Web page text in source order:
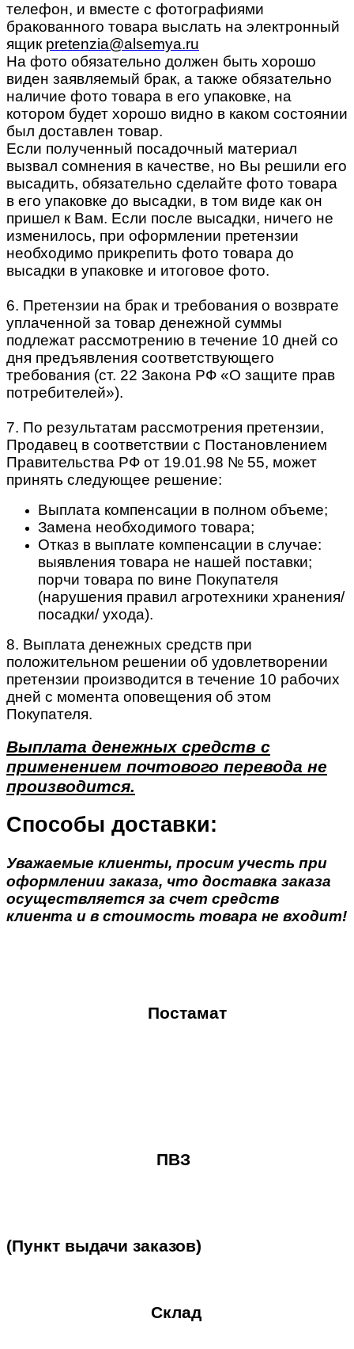
телефон, и вместе с фотографиями
бракованного товара выслать на электронный
ящик pretenzia@alsemya.ru
На фото обязательно должен быть хорошо
виден заявляемый брак, а также обязательно
наличие фото товара в его упаковке, на
котором будет хорошо видно в каком состоянии
был доставлен товар.
Если полученный посадочный материал
вызвал сомнения в качестве, но Вы решили его
высадить, обязательно сделайте фото товара
в его упаковке до высадки, в том виде как он
пришел к Вам. Если после высадки, ничего не
изменилось, при оформлении претензии
необходимо прикрепить фото товара до
высадки в упаковке и итоговое фото.
6. Претензии на брак и требования о возврате
уплаченной за товар денежной суммы
подлежат рассмотрению в течение 10 дней со
дня предъявления соответствующего
требования (ст. 22 Закона РФ «О защите прав
потребителей»).
7. По результатам рассмотрения претензии,
Продавец в соответствии с Постановлением
Правительства РФ от 19.01.98 № 55, может
принять следующее решение:
Выплата компенсации в полном объеме;
Замена необходимого товара;
Отказ в выплате компенсации в случае:
выявления товара не нашей поставки;
порчи товара по вине Покупателя
(нарушения правил агротехники хранения/
посадки/ ухода).
8. Выплата денежных средств при
положительном решении об удовлетворении
претензии производится в течение 10 рабочих
дней с момента оповещения об этом
Покупателя.
Выплата денежных средств с
применением почтового перевода не
производится.
Способы доставки:
Уважаемые клиенты, просим учесть при
оформлении заказа, что доставка заказа
осуществляется за счет средств
клиента и в стоимость товара не входит!
Постамат
ПВЗ
(Пункт выдачи заказов)
Склад